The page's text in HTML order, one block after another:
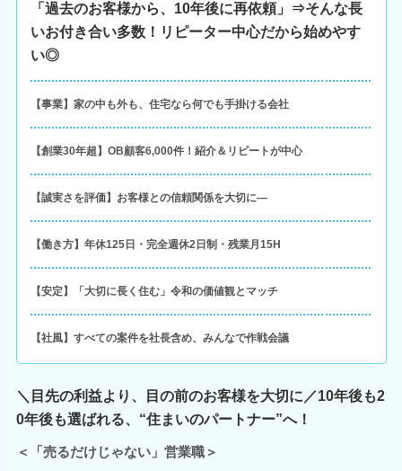
「過去のお客様から、10年後に再依頼」⇒そんな長
いお付き合い多数！リピーター中心だから始めやす
い◎
【事業】家の中も外も、住宅なら何でも手掛ける会社
【創業30年超】OB顧客6,000件！紹介＆リピートが中心
【誠実さを評価】お客様との信頼関係を大切に―
【働き方】年休125日・完全週休2日制・残業月15H
【安定】「大切に長く住む」令和の価値観とマッチ
【社風】すべての案件を社長含め、みんなで作戦会議
＼目先の利益より、目の前のお客様を大切に／10年後も2
0年後も選ばれる、“住まいのパートナー”へ！
＜「売るだけじゃない」営業職＞